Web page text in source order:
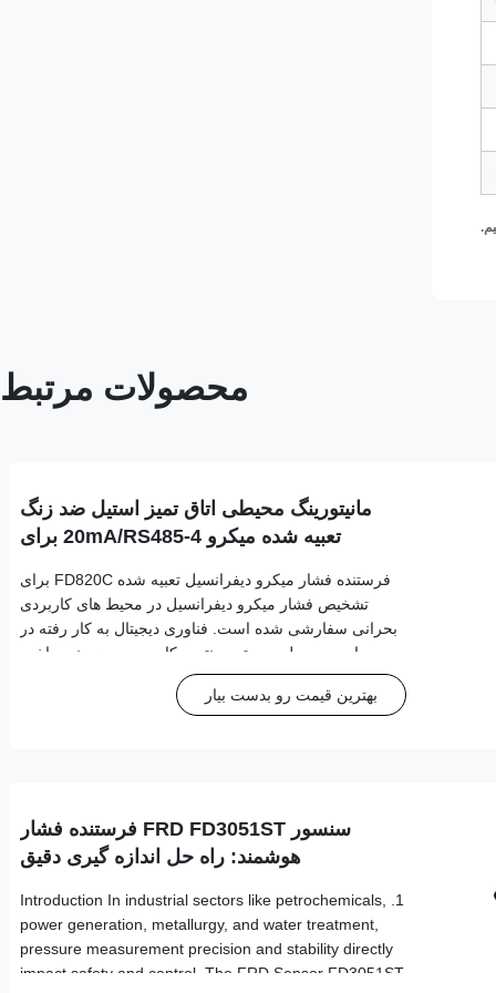
محصولات مرتبط
مانیتورینگ محیطی اتاق تمیز استیل ضد زنگ
تعبیه شده میکرو 4-20mA/RS485 برای
فرستنده فشار میکرو دیفرانسیل تعبیه شده FD820C برای
تشخیص فشار میکرو دیفرانسیل در محیط های کاربردی
بحرانی سفارشی شده است. فناوری دیجیتال به کار رفته در
این محصول جدیدترین نتیجه کاربردی در زمینه ساخت
بهترین قیمت رو بدست بیار
سنسور FRD FD3051ST فرستنده فشار
هوشمند: راه حل اندازه گیری دقیق
1. Introduction In industrial sectors like petrochemicals,
power generation, metallurgy, and water treatment,
pressure measurement precision and stability directly
impact safety and control. The FRD Sensor FD3051ST